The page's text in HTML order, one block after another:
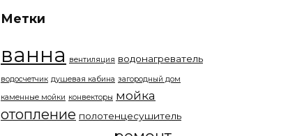
Метки
ванна вентиляция водонагреватель
водосчетчик душевая кабина загородный дом
каменные мойки конвекторы мойка
отопление полотенцесушитель